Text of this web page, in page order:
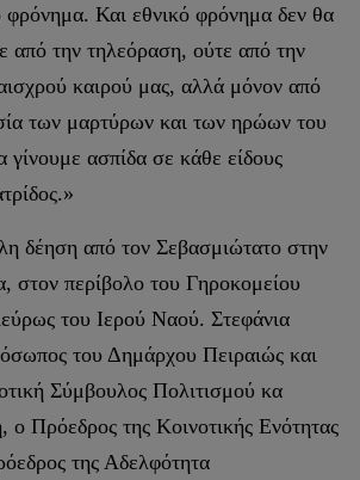
φρόνημα. Και εθνικό φρόνημα δεν θα
από την τηλεόραση, ούτε από την
καιρού μας, αλλά μόνον από
των μαρτύρων και των ηρώων του
γίνουμε ασπίδα σε κάθε είδους
δέηση από τον Σεβασμιώτατο στην
στον περίβολο του Γηροκομείου
του Ιερού Ναού. Στεφάνια
του Δημάρχου Πειραιώς και
Σύμβουλος Πολιτισμού κα
Πρόεδρος της Κοινοτικής Ενότητας
της Αδελφότητα